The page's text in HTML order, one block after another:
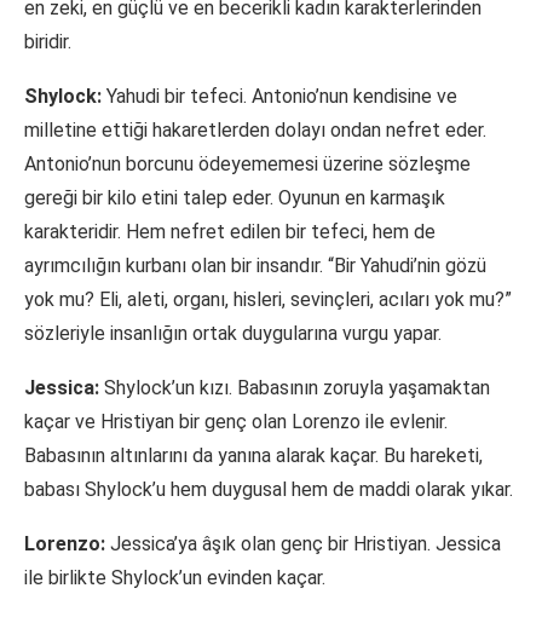
en zeki, en güçlü ve en becerikli kadın karakterlerinden
biridir.
Shylock: Yahudi bir tefeci. Antonio’nun kendisine ve
milletine ettiği hakaretlerden dolayı ondan nefret eder.
Antonio’nun borcunu ödeyememesi üzerine sözleşme
gereği bir kilo etini talep eder. Oyunun en karmaşık
karakteridir. Hem nefret edilen bir tefeci, hem de
ayrımcılığın kurbanı olan bir insandır. “Bir Yahudi’nin gözü
yok mu? Eli, aleti, organı, hisleri, sevinçleri, acıları yok mu?”
sözleriyle insanlığın ortak duygularına vurgu yapar.
Jessica: Shylock’un kızı. Babasının zoruyla yaşamaktan
kaçar ve Hristiyan bir genç olan Lorenzo ile evlenir.
Babasının altınlarını da yanına alarak kaçar. Bu hareketi,
babası Shylock’u hem duygusal hem de maddi olarak yıkar.
Lorenzo: Jessica’ya âşık olan genç bir Hristiyan. Jessica
ile birlikte Shylock’un evinden kaçar.